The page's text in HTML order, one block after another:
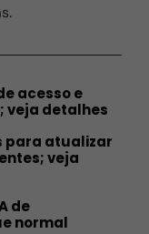
acesso e
veja detalhes
para atualizar
veja
de
normal